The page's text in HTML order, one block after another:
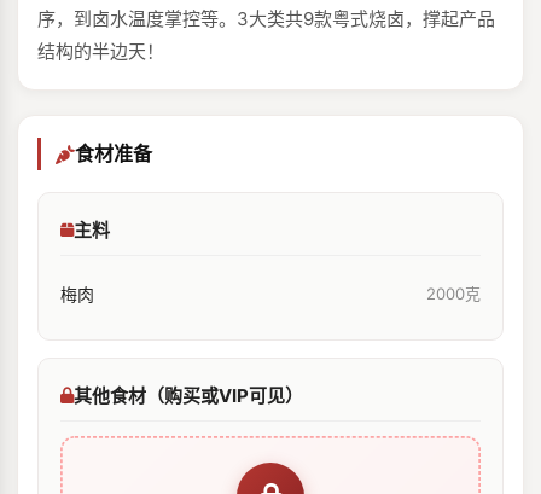
序，到卤水温度掌控等。3大类共9款粤式烧卤，撑起产品
结构的半边天！
食材准备
主料
梅肉 2000克
其他食材（购买或VIP可见）